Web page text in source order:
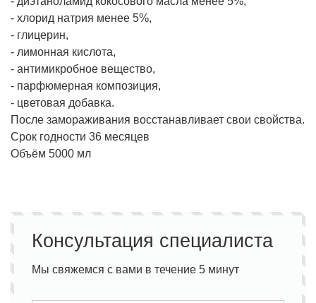
- хлорид натрия менее 5%,
- глицерин,
- лимонная кислота,
- антимикробное вещество,
- парфюмерная композиция,
- цветовая добавка.
После замораживания восстанавливает свои свойства.
Срок годности 36 месяцев
Объём 5000 мл
Консультация специалиста
Мы свяжемся с вами в течение 5 минут